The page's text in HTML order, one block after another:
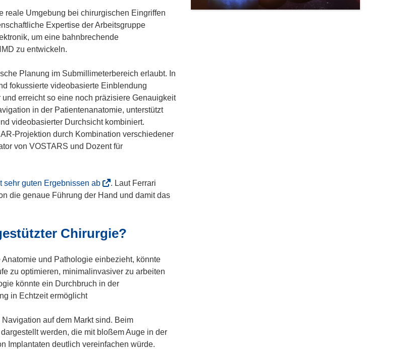
e
e
r
reale Umgebung bei chirurgischen Eingriffen
Expertise der Arbeitsgruppe
um eine bahnbrechende
zu entwickeln.
Planung im Submillimeterbereich erlaubt. In
fokussierte videobasierte Einblendung
erreicht so eine noch präzisiere Genauigkeit
in der Patientenanatomie, unterstützt
videobasierter Durchsicht kombiniert.
Projektion durch Kombination verschiedener
von VOSTARS und Dozent für
sehr guten Ergebnissen ab(
ö
n
e
t
n
u
e
m
. Laut Ferrari
die genaue Führung der Hand und damit das
Chirurgie?
und Pathologie einbezieht, könnte
zu optimieren, minimalinvasiver zu arbeiten
könnte ein Durchbruch in der
in Echtzeit ermöglicht
auf dem Markt sind. Beim
werden, die mit bloßem Auge in der
Implantaten deutlich vereinfachen würde.